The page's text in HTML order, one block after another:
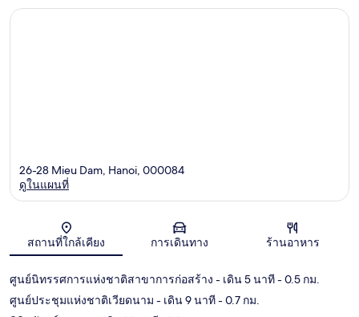
แผนที่
26-28 Mieu Dam, Hanoi, 000084
ดูในแผนที่
สถานที่ใกล้เคียง การเดินทาง ร้านอาหาร
ศูนย์นิทรรศการแห่งชาติสาขาการก่อสร้าง - เดิน 5 นาที- 0.5 กม.
ศูนย์ประชุมแห่งชาติเวียดนาม - เดิน 9 นาที- 0.7 กม.